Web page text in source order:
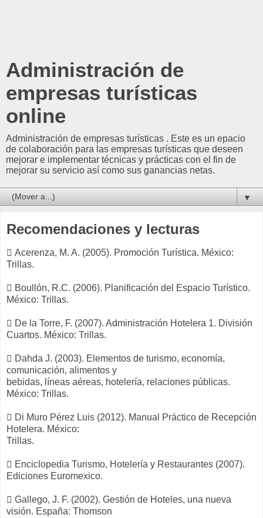
Administración de
empresas turísticas
online
Administración de empresas turísticas . Este es un epacio
de colaboración para las empresas turísticas que deseen
mejorar e implementar técnicas y prácticas con el fin de
mejorar su servicio así como sus ganancias netas.
▼
Recomendaciones y lecturas
 Acerenza, M. A. (2005). Promoción Turística. México:
Trillas.
 Boullón, R.C. (2006). Planificación del Espacio Turístico.
México: Trillas.
 De la Torre, F. (2007). Administración Hotelera 1. División
Cuartos. México: Trillas.
 Dahda J. (2003). Elementos de turismo, economía,
comunicación, alimentos y
bebidas, líneas aéreas, hotelería, relaciones públicas.
México: Trillas.
 Di Muro Pérez Luis (2012). Manual Práctico de Recepción
Hotelera. México:
Trillas.
 Enciclopedia Turismo, Hotelería y Restaurantes (2007).
Ediciones Euromexico.
 Gallego, J. F. (2002). Gestión de Hoteles, una nueva
visión. España: Thomson